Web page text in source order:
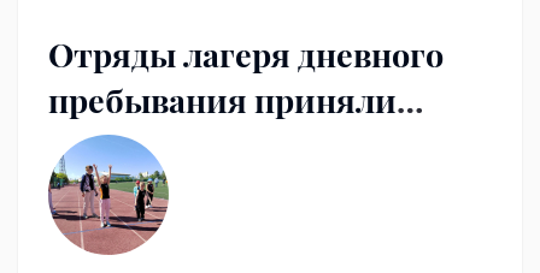
Отряды лагеря дневного
пребывания приняли
участие в городской
Спартакиаде.